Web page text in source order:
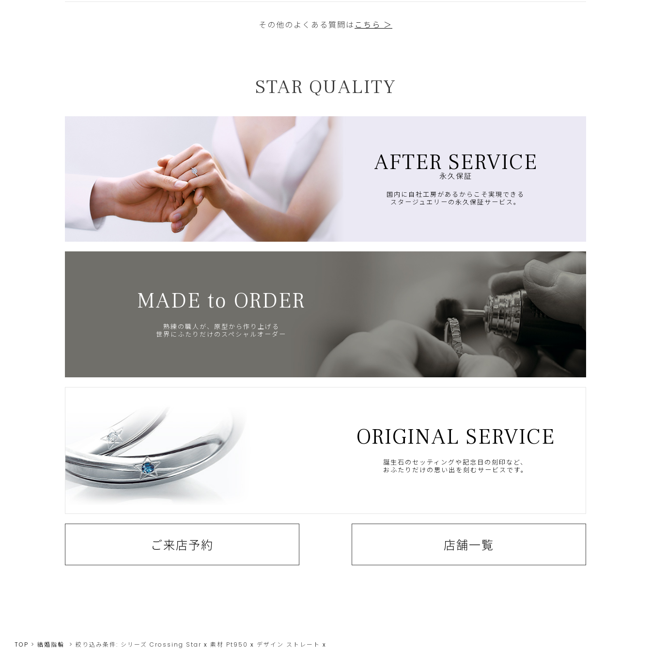
その他のよくある質問は こちら ＞
STAR QUALITY
AFTER SERVICE
永久保証
国内に自社工房があるからこそ実現できる
スタージュエリーの永久保証サービス。
MADE to ORDER
熟練の職人が、原型から作り上げる
世界にふたりだけのスペシャルオーダー
ORIGINAL SERVICE
誕生石のセッティングや記念日の刻印など、
おふたりだけの思い出を刻むサービスです。
ご来店予約 店舗一覧
TOP 結婚指輪 絞り込み条件: シリーズ Crossing Star x 素材 Pt950 x デザイン ストレート x